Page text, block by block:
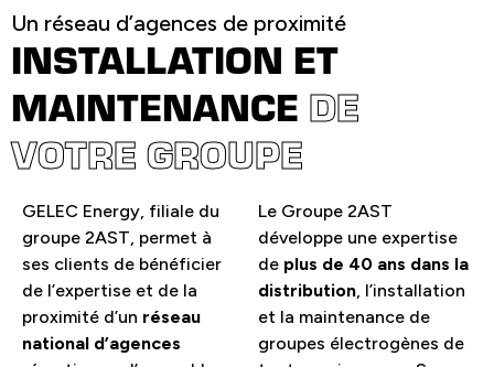
Un réseau d’agences de proximité
INSTALLATION ET
MAINTENANCE DE
VOTRE GROUPE
GELEC Energy, filiale du
groupe 2AST, permet à
ses clients de bénéficier
de l’expertise et de la
proximité d’un réseau
national d’agences
Le Groupe 2AST
développe une expertise
de plus de 40 ans dans la
distribution , l’installation
et la maintenance de
groupes électrogènes de